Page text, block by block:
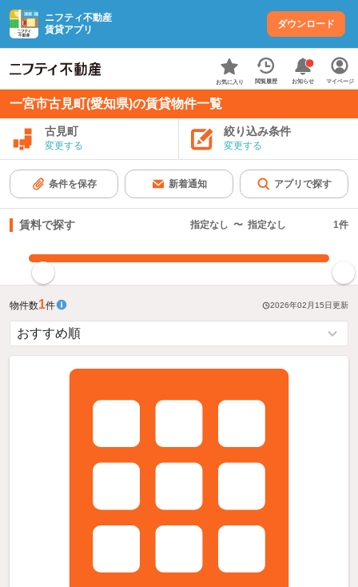
ニフティ不動産
賃貸アプリ
ダウンロード
お気に入り 閲覧履歴 お知らせ マイページ
一宮市古見町(愛知県)の賃貸物件一覧
古見町
変更する
絞り込み条件
変更する
条件を保存 新着通知 アプリで探す
賃料で探す 指定なし 〜 指定なし 1件
物件数1件 2026年02月15日更新